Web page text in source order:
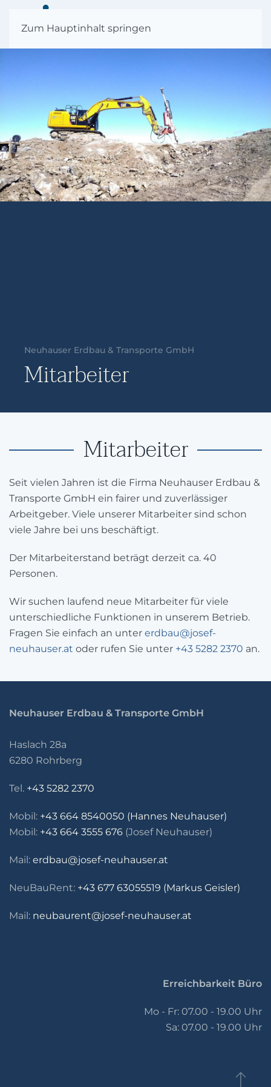
Zum Hauptinhalt springen
Neuhauser Erdbau & Transporte GmbH
Mitarbeiter
Mitarbeiter
Seit vielen Jahren ist die Firma Neuhauser Erdbau &
Transporte GmbH ein fairer und zuverlässiger
Arbeitgeber. Viele unserer Mitarbeiter sind schon
viele Jahre bei uns beschäftigt.
Der Mitarbeiterstand beträgt derzeit ca. 40
Personen.
Wir suchen laufend neue Mitarbeiter für viele
unterschiedliche Funktionen in unserem Betrieb.
Fragen Sie einfach an unter erdbau@josef-
neuhauser.at oder rufen Sie unter +43 5282 2370 an.
Neuhauser Erdbau & Transporte GmbH
Haslach 28a
6280 Rohrberg
Tel. +43 5282 2370
Mobil: +43 664 8540050 (Hannes Neuhauser)
Mobil: +43 664 3555 676 (Josef Neuhauser)
Mail: erdbau@josef-neuhauser.at
NeuBauRent: +43 677 63055519 (Markus Geisler)
Mail: neubaurent@josef-neuhauser.at
Erreichbarkeit Büro
Mo - Fr: 07.00 - 19.00 Uhr
Sa: 07.00 - 19.00 Uhr